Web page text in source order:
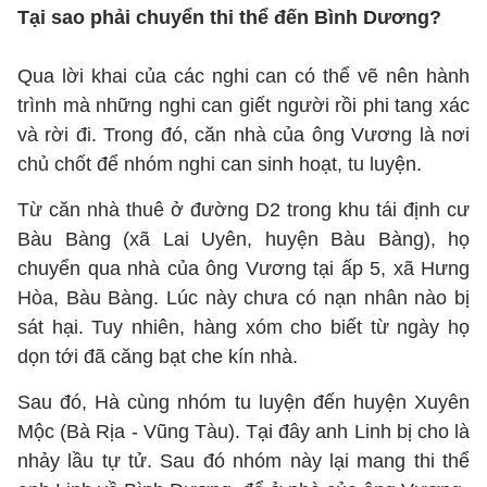
Tại sao phải chuyển thi thể đến Bình Dương?
Qua lời khai của các nghi can có thể vẽ nên hành
trình mà những nghi can giết người rồi phi tang xác
và rời đi. Trong đó, căn nhà của ông Vương là nơi
chủ chốt để nhóm nghi can sinh hoạt, tu luyện.
Từ căn nhà thuê ở đường D2 trong khu tái định cư
Bàu Bàng (xã Lai Uyên, huyện Bàu Bàng), họ
chuyển qua nhà của ông Vương tại ấp 5, xã Hưng
Hòa, Bàu Bàng. Lúc này chưa có nạn nhân nào bị
sát hại. Tuy nhiên, hàng xóm cho biết từ ngày họ
dọn tới đã căng bạt che kín nhà.
Sau đó, Hà cùng nhóm tu luyện đến huyện Xuyên
Mộc (Bà Rịa - Vũng Tàu). Tại đây anh Linh bị cho là
nhảy lầu tự tử. Sau đó nhóm này lại mang thi thể